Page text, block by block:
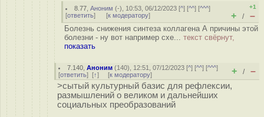
8.77 ,Аноним (-), 10:53, 06/12/2023 [^] [^^] [^^^]
[ответить] [к модератору]
+1
+ / –
Болезнь снижения синтеза коллагена А причины этой
болезни - ну вот например схе... текст свёрнут,
показать
7.140 ,Аноним (140), 12:51, 07/12/2023 [^] [^^] [^^^]
[ответить] [↑] [к модератору] + / –
>сытый культурный базис для рефлексии,
размышлений о великом и дальнейших
социальных преобразований